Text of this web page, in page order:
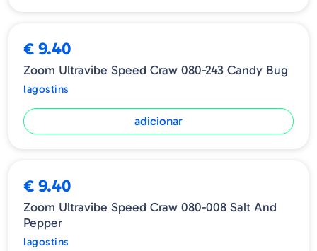
€ 9.40
Zoom Ultravibe Speed Craw 080-243 Candy Bug
lagostins
adicionar
€ 9.40
Zoom Ultravibe Speed Craw 080-008 Salt And
Pepper
lagostins